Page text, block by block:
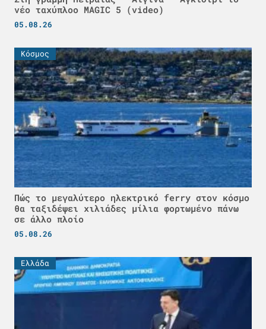
νέο ταχύπλοο MAGIC 5 (video)
05.08.26
Κόσμος
Πώς το μεγαλύτερο ηλεκτρικό ferry στον κόσμο
θα ταξιδέψει χιλιάδες μίλια φορτωμένο πάνω
σε άλλο πλοίο
05.08.26
Ελλάδα